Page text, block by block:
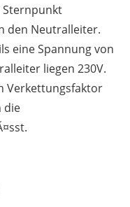
den Neutralleiter.
eine Spannung von
liegen 230V.
Verkettungsfaktor
die